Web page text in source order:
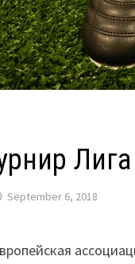
September 6, 2018